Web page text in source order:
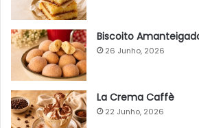
Biscoito
26 Junho, 2026
La Crema Caffè
22 Junho, 2026